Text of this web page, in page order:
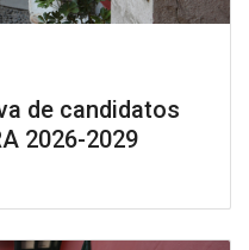
de candidatos
2026-2029